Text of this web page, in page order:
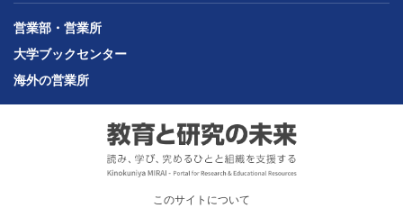
営業部・営業所
大学ブックセンター
海外の営業所
このサイトについて